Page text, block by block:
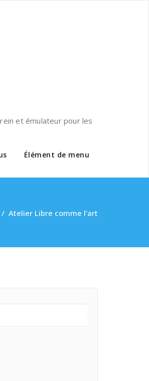
et émulateur pour les
Élément de menu
/ Atelier Libre comme l’art